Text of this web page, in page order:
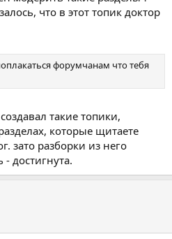
что в этот топик доктор
форумчанам что тебя
такие топики,
которые щитаете
зато разборки из него
достигнута.